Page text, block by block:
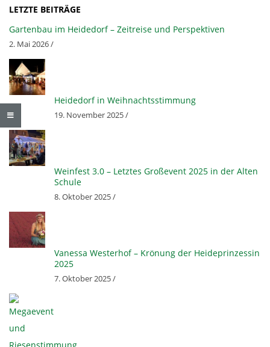
F
L
Ü
L
L
N
E
N
LETZTE BEITRÄGE
Gartenbau im Heidedorf – Zeitreise und Perspektiven
2. Mai 2026 /
Heidedorf in Weihnachtsstimmung
19. November 2025 /
Weinfest 3.0 – Letztes Großevent 2025 in der Alten
Schule
8. Oktober 2025 /
Vanessa Westerhof – Krönung der Heideprinzessin
2025
7. Oktober 2025 /